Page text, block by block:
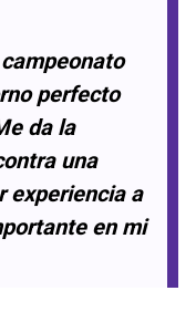
perfecto
da la
una
experiencia a
en mi